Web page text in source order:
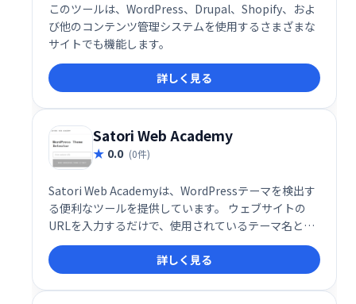
このツールは、WordPress、Drupal、Shopify、およ
び他のコンテンツ管理システムを使用するさまざまな
サイトでも機能します。
詳しく見る
Satori Web Academy
0.0 (0件)
Satori Web Academyは、WordPressテーマを検出す
る便利なツールを提供しています。 ウェブサイトの
URLを入力するだけで、使用されているテーマ名とそ
の公式サイトへのリンクを簡単に見つけることができ
ます。 お気に入りのテーマを探したり、デザインの参
考にする際に役立つ、手軽で迅速なWordPressテーマ
検出器です。
詳しく見る